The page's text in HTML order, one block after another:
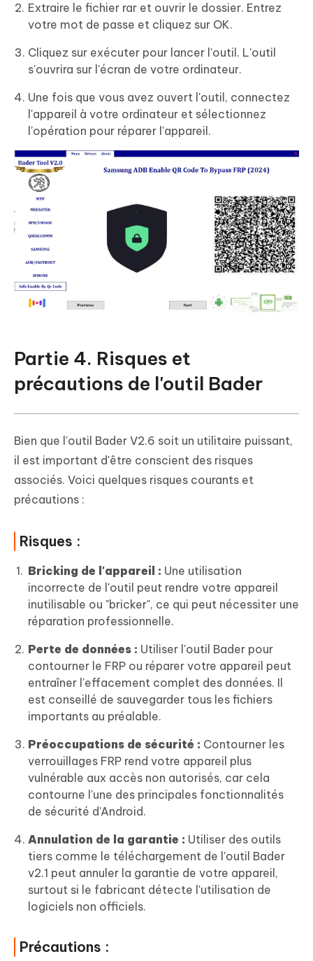
Extraire le fichier rar et ouvrir le dossier. Entrez
votre mot de passe et cliquez sur OK.
Cliquez sur exécuter pour lancer l'outil. L'outil
s'ouvrira sur l'écran de votre ordinateur.
Une fois que vous avez ouvert l'outil, connectez
l'appareil à votre ordinateur et sélectionnez
l'opération pour réparer l'appareil.
Partie 4. Risques et
précautions de l'outil Bader
Bien que l'outil Bader V2.6 soit un utilitaire puissant,
il est important d'être conscient des risques
associés. Voici quelques risques courants et
précautions :
Risques :
Bricking de l'appareil : Une utilisation
incorrecte de l'outil peut rendre votre appareil
inutilisable ou "bricker", ce qui peut nécessiter une
réparation professionnelle.
Perte de données : Utiliser l'outil Bader pour
contourner le FRP ou réparer votre appareil peut
entraîner l'effacement complet des données. Il
est conseillé de sauvegarder tous les fichiers
importants au préalable.
Préoccupations de sécurité : Contourner les
verrouillages FRP rend votre appareil plus
vulnérable aux accès non autorisés, car cela
contourne l'une des principales fonctionnalités
de sécurité d'Android.
Annulation de la garantie : Utiliser des outils
tiers comme le téléchargement de l'outil Bader
v2.1 peut annuler la garantie de votre appareil,
surtout si le fabricant détecte l'utilisation de
logiciels non officiels.
Précautions :